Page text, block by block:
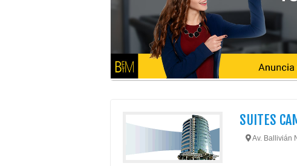
SUITES
Av. Ballivián